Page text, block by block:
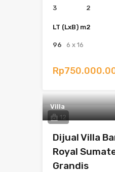
3 2
LT (LxB) m2
96 6 x 16
12
Villa
Dijual Villa
Royal
Grandis